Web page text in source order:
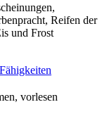
Reifen der
und Frost
vorlesen